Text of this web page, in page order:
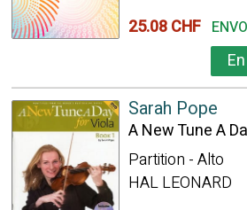
25.08 CHF
Sarah Pope
A New Tune A
Partition - Alto
HAL LEONARD